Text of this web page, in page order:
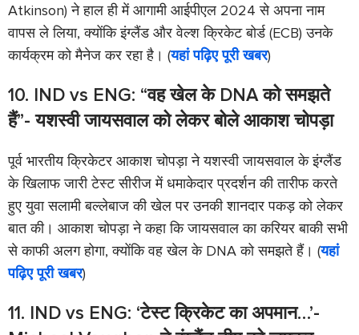
Atkinson) ने हाल ही में आगामी आईपीएल 2024 से अपना नाम
वापस ले लिया, क्योंकि इंग्लैंड और वेल्श क्रिकेट बोर्ड (ECB) उनके
कार्यक्रम को मैनेज कर रहा है। (यहां पढ़िए पूरी खबर)
10. IND vs ENG: “वह खेल के DNA को समझते
हैं”- यशस्वी जायसवाल को लेकर बोले आकाश चोपड़ा
पूर्व भारतीय क्रिकेटर आकाश चोपड़ा ने यशस्वी जायसवाल के इंग्लैंड
के खिलाफ जारी टेस्ट सीरीज में धमाकेदार प्रदर्शन की तारीफ करते
हुए युवा सलामी बल्लेबाज की खेल पर उनकी शानदार पकड़ को लेकर
बात की। आकाश चोपड़ा ने कहा कि जायसवाल का करियर बाकी सभी
से काफी अलग होगा, क्योंकि वह खेल के DNA को समझते हैं। (यहां
पढ़िए पूरी खबर)
11. IND vs ENG: ‘टेस्ट क्रिकेट का अपमान…’-